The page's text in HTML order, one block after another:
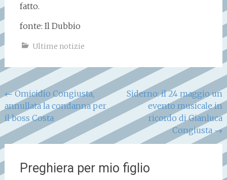
fatto.
fonte: Il Dubbio
Ultime notizie
Navigazione
articoli
←Omicidio Congiusta,
annullata la condanna per
il boss Costa
Siderno: il 24 maggio un
evento musicale in
ricordo di Gianluca
Congiusta→
Preghiera per mio figlio